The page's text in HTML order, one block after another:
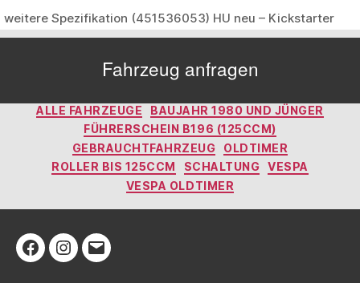
weitere Spezifikation (451536053) HU neu – Kickstarter
Fahrzeug anfragen
Kategorien
ALLE FAHRZEUGE
BAUJAHR 1980 UND JÜNGER
FÜHRERSCHEIN B196 (125CCM)
GEBRAUCHTFAHRZEUG
OLDTIMER
ROLLER BIS 125CCM
SCHALTUNG
VESPA
VESPA OLDTIMER
Facebook
Instagram
E-